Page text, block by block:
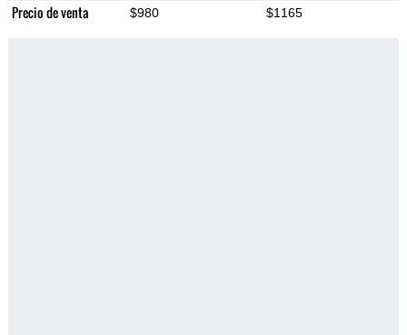
Precio de venta $980 $1165